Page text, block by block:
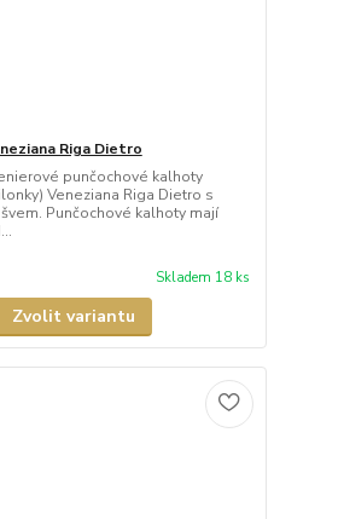
Riga Dietro
punčochové kalhoty
Veneziana Riga Dietro s
Punčochové kalhoty mají
Skladem 18 ks
Zvolit variantu